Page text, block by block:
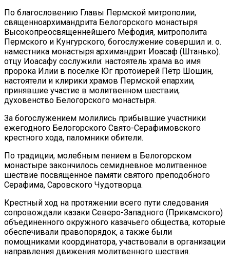
По благословению Главы Пермской митрополии,
священноархимандрита Белогорского монастыря
Высокопреосвященнейшего Мефодия, митрополита
Пермского и Кунгурского, богослужение совершил и. о.
наместника монастыря архимандрит Иоасаф (Штанько).
отцу Иоасафу сослужили: настоятель храма во имя
пророка Илии в поселке Юг протоиерей Пётр Шошин,
настоятели и клирики храмов Пермской епархии,
принявшие участие в молитвенном шествии,
духовенство Белогорского монастыря.
За богослужением молились прибывшие участники
ежегодного Белогорского Свято-Серафимовского
крестного хода, паломники обители.
По традиции, молебным пением в Белогорском
монастыре закончилось семидневное молитвенное
шествие посвященное памяти святого преподобного
Серафима, Саровского Чудотворца.
Крестный ход на протяжении всего пути следования
сопровождали казаки Северо-Западного (Прикамского)
объединенного окружного казачьего общества, которые
обеспечивали правопорядок, а также были
помощниками координатора, участвовали в организации
направления движения молитвенного шествия.